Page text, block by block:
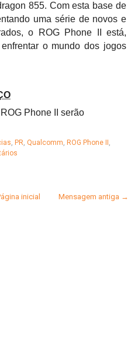
855. Com esta base de
uma série de novos e
o ROG Phone II está,
o mundo dos jogos
Phone II serão
, PR, Qualcomm, ROG Phone II ,
Mensagem antiga →
inicial